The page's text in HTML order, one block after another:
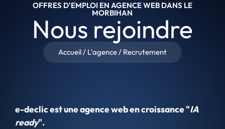
OFFRES D'EMPLOI EN AGENCE WEB DANS LE
MORBIHAN
Nous rejoindre
Accueil/ L’agence/ Recrutement
e-declic est une agence web en croissance "IA
ready".